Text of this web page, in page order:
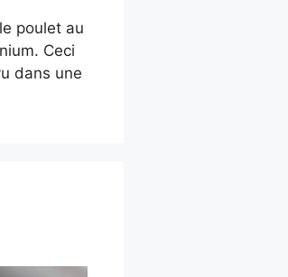
poulet au
Ceci
dans une